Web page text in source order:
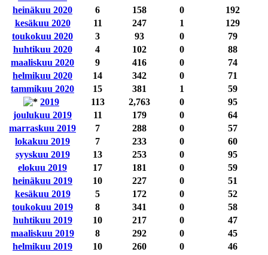
heinäkuu 2020
6 158 0
192
kesäkuu 2020
11 247 1
129
toukokuu 2020
3 93 0
79
huhtikuu 2020
4 102 0
88
maaliskuu 2020
9 416 0
74
helmikuu 2020
14 342 0
71
tammikuu 2020
15 381 1
59
2019
113 2,763 0
95
joulukuu 2019
11 179 0
64
marraskuu 2019
7 288 0
57
lokakuu 2019
7 233 0
60
syyskuu 2019
13 253 0
95
elokuu 2019
17 181 0
59
heinäkuu 2019
10 227 0
51
kesäkuu 2019
5 172 0
52
toukokuu 2019
8 341 0
58
huhtikuu 2019
10 217 0
47
maaliskuu 2019
8 292 0
45
helmikuu 2019
10 260 0
46